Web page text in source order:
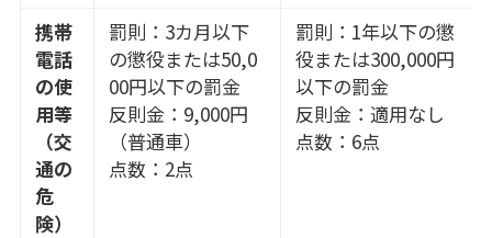
携帯
電話
の使
用等
（交
通の
危
険）
罰則：3カ月以下
の懲役または50,0
00円以下の罰金
反則金：9,000円
（普通車）
点数：2点
罰則：1年以下の懲
役または300,000円
以下の罰金
反則金：適用なし
点数：6点